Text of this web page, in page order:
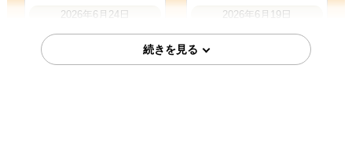
2026年6月24日
リンナイ
ガス温水式浴室乾燥機 RBH-
2026年6月19日
ノーリツ
ガス温水式浴室乾燥機 BDV-
3307AUKNSC-J3-BL